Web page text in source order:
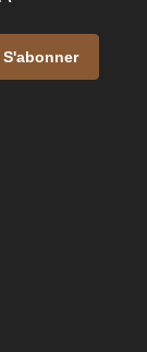
S'abonner